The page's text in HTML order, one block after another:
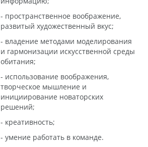
- пространственное воображение,
развитый художественный вкус;
- владение методами моделирования
и гармонизации искусственной среды
обитания;
- использование воображения,
творческое мышление и
инициирование новаторских
решений;
- креативность;
- умение работать в команде.